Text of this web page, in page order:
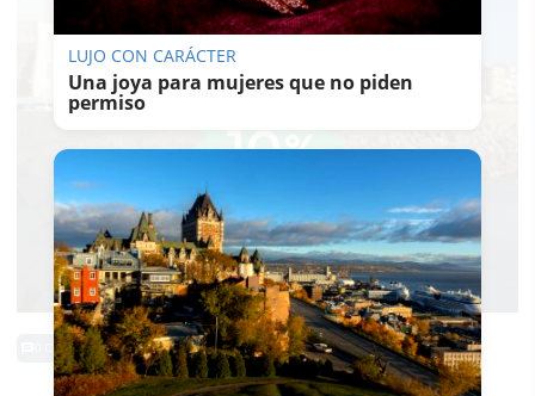
0 Comentarios
LUJO CON CARÁCTER
Una joya para mujeres que no piden
permiso